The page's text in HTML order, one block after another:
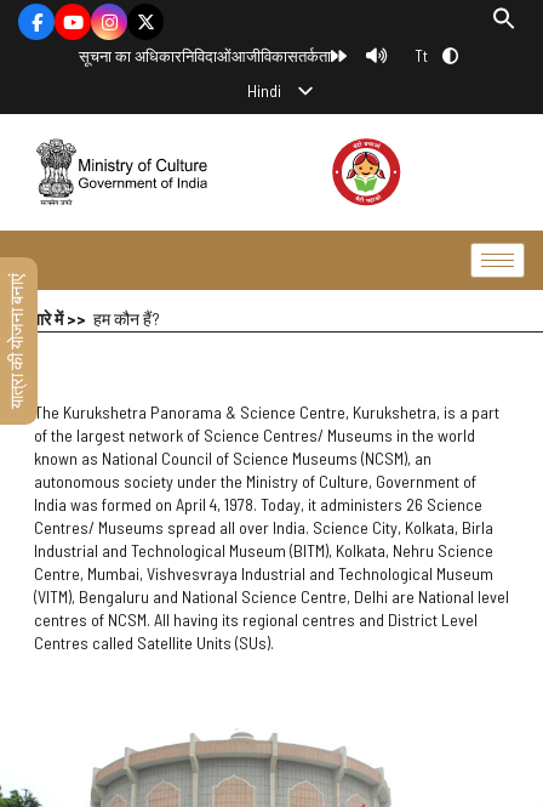
सूचना का अधिकारनिविदाओंआजीविकासतर्कता Tt
Hindi
हमारे बारे में >> हम कौन हैं?
The Kurukshetra Panorama & Science Centre, Kurukshetra, is a part
of the largest network of Science Centres/ Museums in the world
known as National Council of Science Museums (NCSM), an
autonomous society under the Ministry of Culture, Government of
India was formed on April 4, 1978. Today, it administers 26 Science
Centres/ Museums spread all over India. Science City, Kolkata, Birla
Industrial and Technological Museum (BITM), Kolkata, Nehru Science
Centre, Mumbai, Vishvesvraya Industrial and Technological Museum
(VITM), Bengaluru and National Science Centre, Delhi are National level
centres of NCSM. All having its regional centres and District Level
Centres called Satellite Units (SUs).
यात्रा की योजना बनाएं